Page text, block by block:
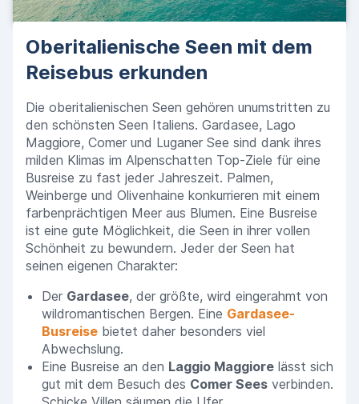
Oberitalienische Seen mit dem
Reisebus erkunden
Die oberitalienischen Seen gehören unumstritten zu
den schönsten Seen Italiens. Gardasee, Lago
Maggiore, Comer und Luganer See sind dank ihres
milden Klimas im Alpenschatten Top-Ziele für eine
Busreise zu fast jeder Jahreszeit. Palmen,
Weinberge und Olivenhaine konkurrieren mit einem
farbenprächtigen Meer aus Blumen. Eine Busreise
ist eine gute Möglichkeit, die Seen in ihrer vollen
Schönheit zu bewundern. Jeder der Seen hat
seinen eigenen Charakter:
Der Gardasee, der größte, wird eingerahmt von
wildromantischen Bergen. Eine Gardasee-
Busreise bietet daher besonders viel
Abwechslung.
Eine Busreise an den Laggio Maggiore lässt sich
gut mit dem Besuch des Comer Sees verbinden.